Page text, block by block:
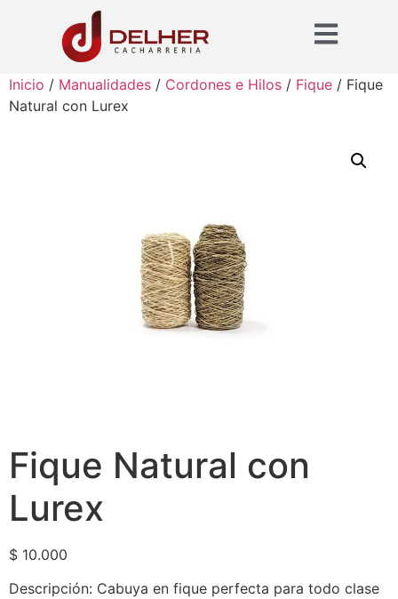
Inicio / Manualidades / Cordones e Hilos / Fique / Fique
Natural con Lurex
Fique Natural con
Lurex
$ 10.000
Descripción: Cabuya en fique perfecta para todo clase